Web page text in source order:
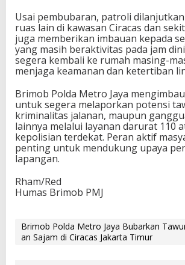
Usai pembubaran, patroli
ruas lain di kawasan Ciracas dan
juga memberikan imbauan kepada
yang masih beraktivitas pada jam
segera kembali ke rumah masing-
menjaga keamanan dan ketertiban
Brimob Polda Metro Jaya
untuk segera melaporkan potensi
kriminalitas jalanan, maupun
lainnya melalui layanan darurat 110
kepolisian terdekat. Peran aktif
penting untuk mendukung upaya
lapangan.
Rham/Red
Humas Brimob PMJ
Brimob Polda Metro Jaya Bubarkan
an Sajam di Ciracas Jakarta Timur